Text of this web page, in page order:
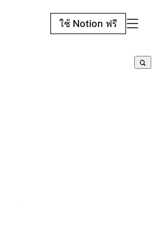
ใช้ Notion ฟรี